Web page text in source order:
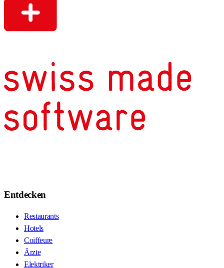
Entdecken
Restaurants
Hotels
Coiffeure
Ärzte
Elektriker